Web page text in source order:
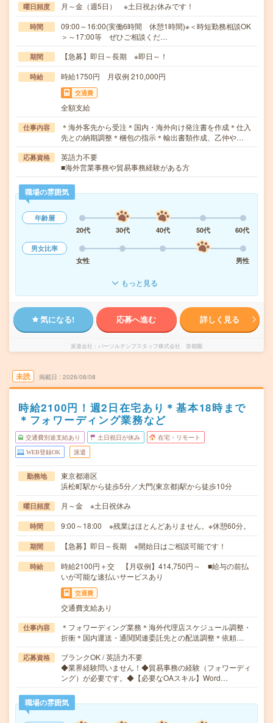
曜日頻度 月～金（週5日） ※土日祝お休みです！
時間
09:00～16:00(実働6時間 休憩1時間)※＜時短勤務相談OK
＞～17:00等 ぜひご相談くだ…
期間 【急募】即日～長期 ※即日～！
時給 時給1750円 月収例 210,000円
交通費
全額支給
仕事内容
＊海外客先から受注＊国内・海外向け発注書を作成＊仕入
先との納期調整＊梱包の指示＊輸出書類作成、乙仲や…
応募資格
英語力不要
■海外営業事務や貿易事務経験がある方
職場の雰囲気
年齢層
20代
30代 40代 50代
60代
男女比率
女性
男性
もっと見る
気になる! 応募へ進む 詳しく見る
派遣会社 パーソルテンプスタッフ株式会社 首都圏
未読 掲載日 2026/08/08
時給2100円！週2日在宅あり＊基本18時まで
＊フォワーディング業務など
交通費別途支給あり 土日祝日が休み 在宅・リモート
WEB登録OK 派遣
勤務地
東京都港区
浜松町駅から徒歩5分／大門(東京都)駅から徒歩10分
曜日頻度 月～金 ※土日祝休み
時間 9:00～18:00 ※残業はほとんどありません。※休憩60分。
期間 【急募】即日～長期 ※開始日はご相談可能です！
時給
時給2100円＋交 【月収例】414,750円～ ■給与の前払
いが可能な速払いサービスあり
交通費
交通費支給あり
仕事内容
＊フォワーディング業務＊海外代理店スケジュール調整・
折衝＊国内運送・通関関連委託先との配送調整＊依頼…
応募資格
ブランクOK / 英語力不要
◆業界経験問いません！◆貿易事務の経験（フォワーディ
ング）が必要です。◆【必要なOAスキル】Word…
職場の雰囲気